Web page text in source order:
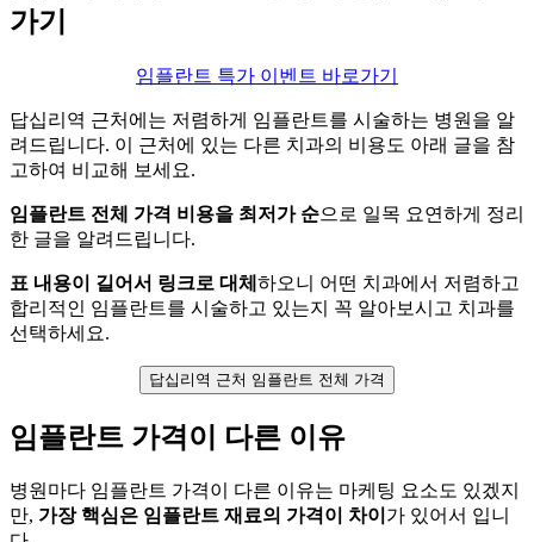
가기
임플란트 특가 이벤트 바로가기
답십리역 근처에는 저렴하게 임플란트를 시술하는 병원을 알
려드립니다. 이 근처에 있는 다른 치과의 비용도 아래 글을 참
고하여 비교해 보세요.
임플란트 전체 가격 비용을 최저가 순으로 일목 요연하게 정리
한 글을 알려드립니다.
표 내용이 길어서 링크로 대체 하오니 어떤 치과에서 저렴하고
합리적인 임플란트를 시술하고 있는지 꼭 알아보시고 치과를
선택하세요.
답십리역 근처 임플란트 전체 가격
임플란트 가격이 다른 이유
병원마다 임플란트 가격이 다른 이유는 마케팅 요소도 있겠지
만, 가장 핵심은 임플란트 재료의 가격이 차이 가 있어서 입니